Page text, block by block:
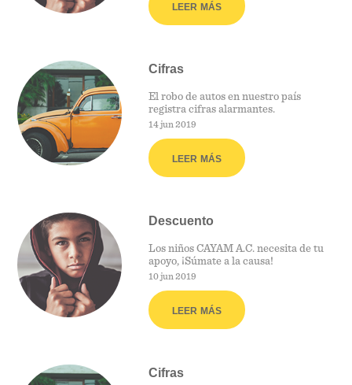
LEER MÁS
Cifras
El robo de autos en nuestro país
registra cifras alarmantes.
14 jun 2019
LEER MÁS
Descuento
Los niños CAYAM A.C. necesita de tu
apoyo, ¡Súmate a la causa!
10 jun 2019
LEER MÁS
Cifras